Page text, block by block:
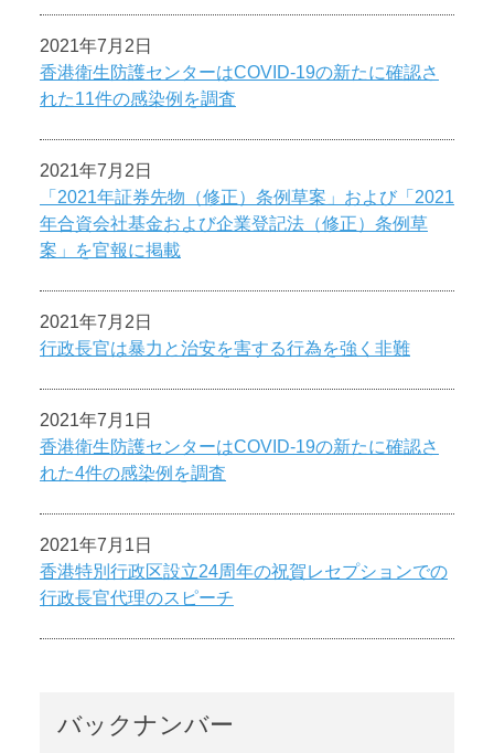
バックナンバー
2021年7月2日
香港衛生防護センターはCOVID-19の新たに確認さ
れた11件の感染例を調査
2021年7月2日
「2021年証券先物（修正）条例草案」および「2021
年合資会社基金および企業登記法（修正）条例草
案」を官報に掲載
2021年7月2日
行政長官は暴力と治安を害する行為を強く非難
2021年7月1日
香港衛生防護センターはCOVID-19の新たに確認さ
れた4件の感染例を調査
2021年7月1日
香港特別行政区設立24周年の祝賀レセプションでの
行政長官代理のスピーチ